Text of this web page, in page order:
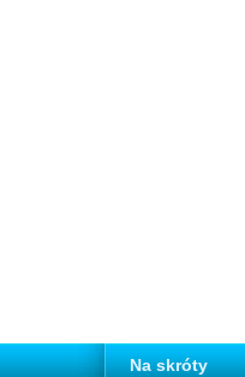
Na skróty